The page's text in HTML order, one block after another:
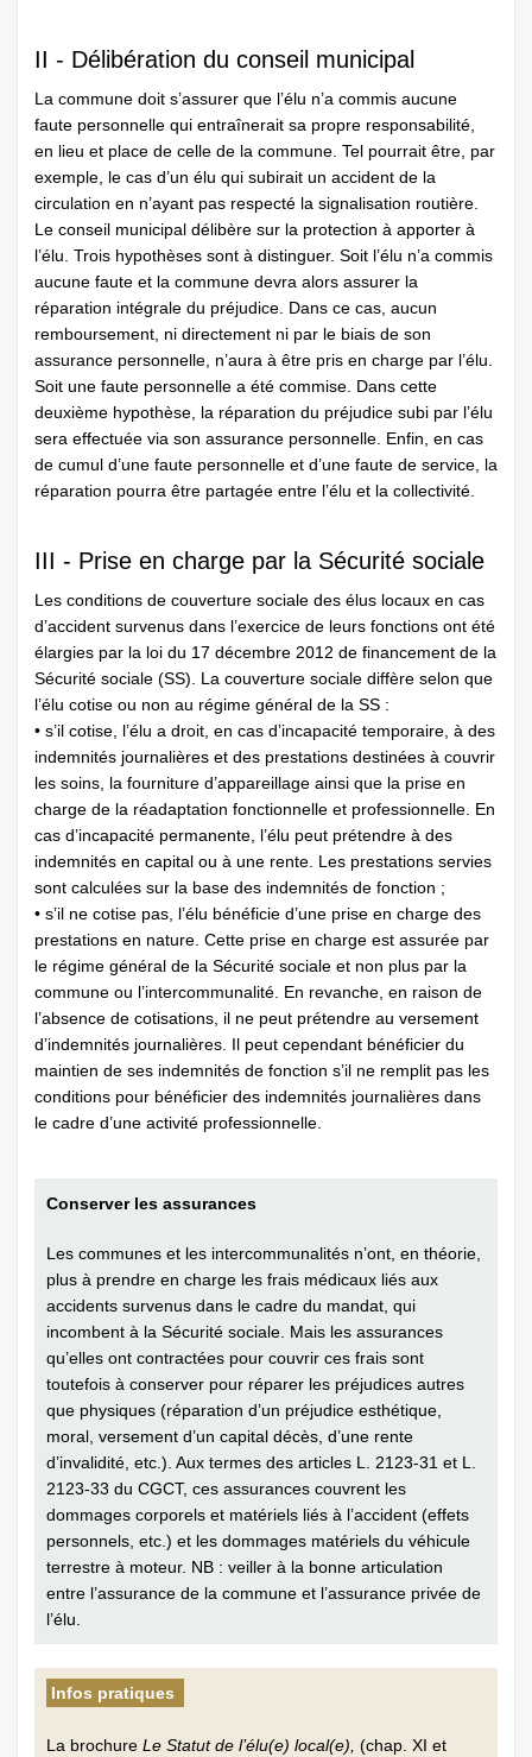
II - Délibération du conseil municipal
La commune doit s’assurer que l’élu n’a commis aucune
faute personnelle qui entraînerait sa propre responsabilité,
en lieu et place de celle de la commune. Tel pourrait être, par
exemple, le cas d’un élu qui subirait un accident de la
circulation en n’ayant pas respecté la signalisation routière.
Le conseil municipal délibère sur la protection à apporter à
l’élu. Trois hypothèses sont à distinguer. Soit l’élu n’a commis
aucune faute et la commune devra alors assurer la
réparation intégrale du préjudice. Dans ce cas, aucun
remboursement, ni directement ni par le biais de son
assurance personnelle, n’aura à être pris en charge par l’élu.
Soit une faute personnelle a été commise. Dans cette
deuxième hypothèse, la réparation du préjudice subi par l’élu
sera effectuée via son assurance personnelle. Enfin, en cas
de cumul d’une faute personnelle et d’une faute de service, la
réparation pourra être partagée entre l’élu et la collectivité.
III - Prise en charge par la Sécurité sociale
Les conditions de couverture sociale des élus locaux en cas
d’accident survenus dans l’exercice de leurs fonctions ont été
élargies par la loi du 17 décembre 2012 de financement de la
Sécurité sociale (SS). La couverture sociale diffère selon que
l’élu cotise ou non au régime général de la SS :
• s’il cotise, l’élu a droit, en cas d’incapacité temporaire, à des
indemnités journalières et des prestations destinées à couvrir
les soins, la fourniture d’appareillage ainsi que la prise en
charge de la réadaptation fonctionnelle et professionnelle. En
cas d’incapacité permanente, l’élu peut prétendre à des
indemnités en capital ou à une rente. Les prestations servies
sont calculées sur la base des indemnités de fonction ;
• s’il ne cotise pas, l’élu bénéficie d’une prise en charge des
prestations en nature. Cette prise en charge est assurée par
le régime général de la Sécurité sociale et non plus par la
commune ou l’intercommunalité. En revanche, en raison de
l’absence de cotisations, il ne peut prétendre au versement
d’indemnités journalières. Il peut cependant bénéficier du
maintien de ses indemnités de fonction s’il ne remplit pas les
conditions pour bénéficier des indemnités journalières dans
le cadre d’une activité professionnelle.
Conserver les assurances
Les communes et les intercommunalités n’ont, en théorie,
plus à prendre en charge les frais médicaux liés aux
accidents survenus dans le cadre du mandat, qui
incombent à la Sécurité sociale. Mais les assurances
qu’elles ont contractées pour couvrir ces frais sont
toutefois à conserver pour réparer les préjudices autres
que physiques (réparation d’un préjudice esthétique,
moral, versement d’un capital décès, d’une rente
d’invalidité, etc.). Aux termes des articles L. 2123-31 et L.
2123-33 du CGCT, ces assurances couvrent les
dommages corporels et matériels liés à l’accident (effets
personnels, etc.) et les dommages matériels du véhicule
terrestre à moteur. NB : veiller à la bonne articulation
entre l’assurance de la commune et l’assurance privée de
l’élu.
Infos pratiques
La brochure Le Statut de l’élu(e) local(e), (chap. XI et